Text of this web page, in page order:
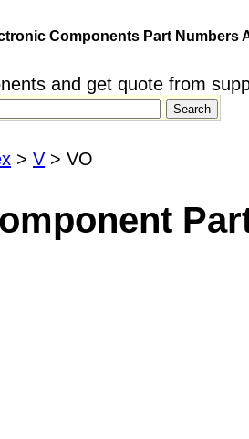
Components Part Numbers
and get quote from
> V > VO